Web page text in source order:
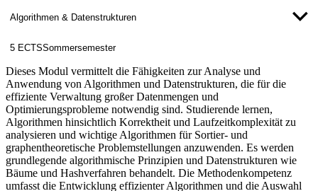
Algorithmen & Datenstrukturen
5 ECTSSommersemester
Dieses Modul vermittelt die Fähigkeiten zur Analyse und
Anwendung von Algorithmen und Datenstrukturen, die für die
effiziente Verwaltung großer Datenmengen und
Optimierungsprobleme notwendig sind. Studierende lernen,
Algorithmen hinsichtlich Korrektheit und Laufzeitkomplexität zu
analysieren und wichtige Algorithmen für Sortier- und
graphentheoretische Problemstellungen anzuwenden. Es werden
grundlegende algorithmische Prinzipien und Datenstrukturen wie
Bäume und Hashverfahren behandelt. Die Methodenkompetenz
umfasst die Entwicklung effizienter Algorithmen und die Auswahl